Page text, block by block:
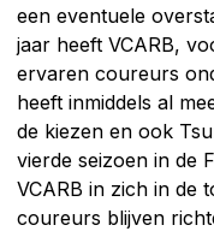
een eventuele
jaar heeft VCARB,
ervaren coureurs
heeft inmiddels al
de kiezen en ook
vierde seizoen in de
VCARB in zich in de
coureurs blijven